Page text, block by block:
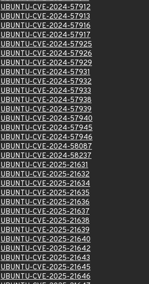
UBUNTU-CVE-2024-57912
UBUNTU-CVE-2024-57913
UBUNTU-CVE-2024-57916
UBUNTU-CVE-2024-57917
UBUNTU-CVE-2024-57925
UBUNTU-CVE-2024-57926
UBUNTU-CVE-2024-57929
UBUNTU-CVE-2024-57931
UBUNTU-CVE-2024-57932
UBUNTU-CVE-2024-57933
UBUNTU-CVE-2024-57938
UBUNTU-CVE-2024-57939
UBUNTU-CVE-2024-57940
UBUNTU-CVE-2024-57945
UBUNTU-CVE-2024-57946
UBUNTU-CVE-2024-58087
UBUNTU-CVE-2024-58237
UBUNTU-CVE-2025-21631
UBUNTU-CVE-2025-21632
UBUNTU-CVE-2025-21634
UBUNTU-CVE-2025-21635
UBUNTU-CVE-2025-21636
UBUNTU-CVE-2025-21637
UBUNTU-CVE-2025-21638
UBUNTU-CVE-2025-21639
UBUNTU-CVE-2025-21640
UBUNTU-CVE-2025-21642
UBUNTU-CVE-2025-21643
UBUNTU-CVE-2025-21645
UBUNTU-CVE-2025-21646